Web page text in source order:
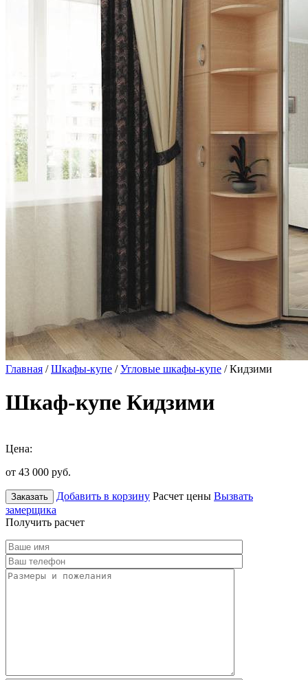
Главная /Шкафы-купе /Угловые шкафы-купе / Кидзими
Шкаф-купе Кидзими
Цена:
от 43 000 руб.
Заказать Добавить в корзину Расчет цены Вызвать
замерщика
Получить расчет